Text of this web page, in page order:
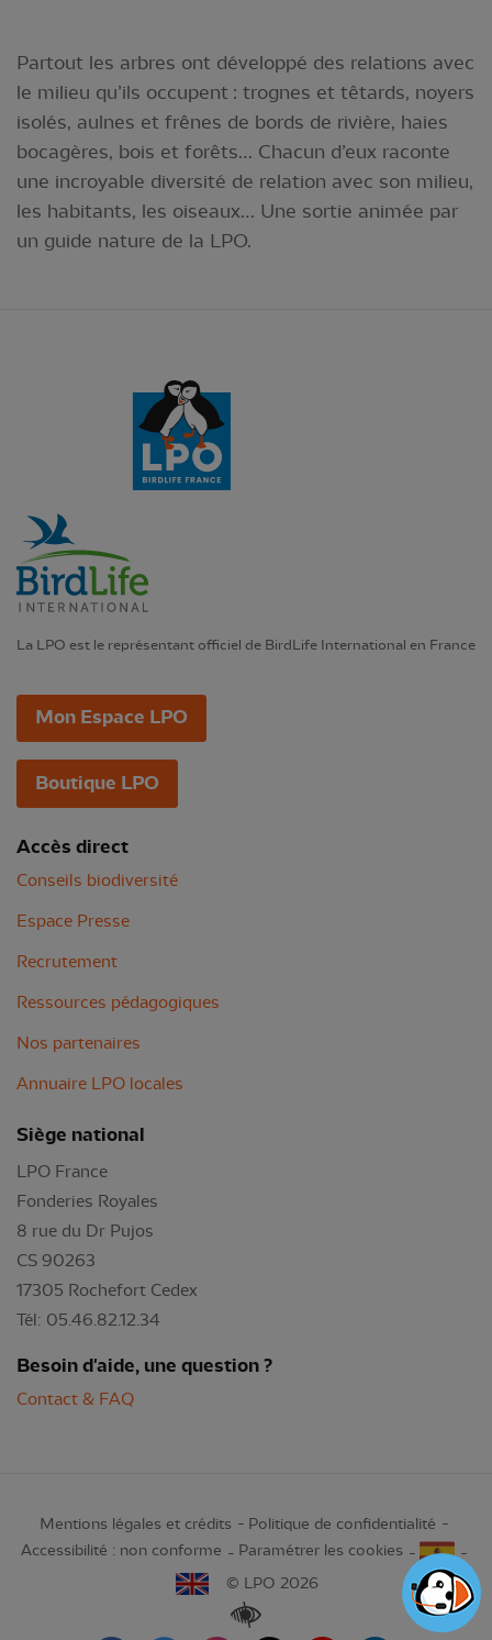
Partout les arbres ont développé des relations avec
le milieu qu’ils occupent : trognes et têtards, noyers
isolés, aulnes et frênes de bords de rivière, haies
bocagères, bois et forêts… Chacun d’eux raconte
une incroyable diversité de relation avec son milieu,
les habitants, les oiseaux… Une sortie animée par
un guide nature de la LPO.
La LPO est le représentant officiel de BirdLife International en France
Mon Espace LPO
Boutique LPO
Accès direct
Conseils biodiversité
Espace Presse
Recrutement
Ressources pédagogiques
Nos partenaires
Annuaire LPO locales
Siège national
LPO France
Fonderies Royales
8 rue du Dr Pujos
CS 90263
17305 Rochefort Cedex
Tél: 05.46.82.12.34
Besoin d'aide, une question ?
Contact & FAQ
Mentions légales et crédits
Politique de confidentialité
Accessibilité : non conforme
Paramétrer les cookies
© LPO 2026
Renforcer les contrastes